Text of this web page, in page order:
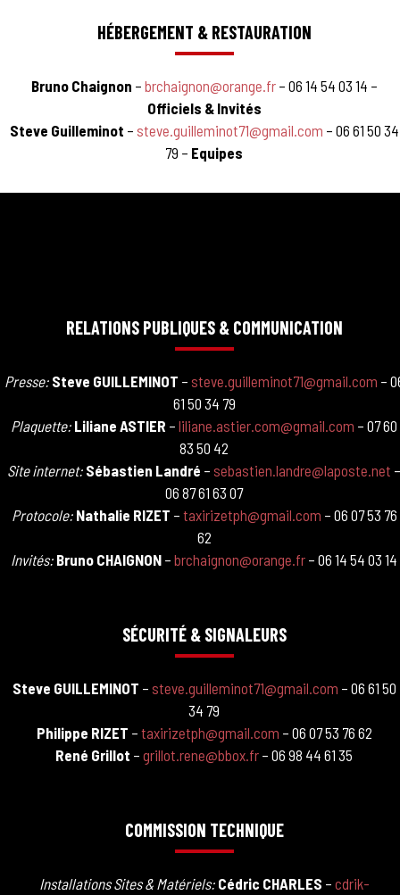
HÉBERGEMENT & RESTAURATION
Bruno Chaignon – brchaignon@orange.fr– 06 14 54 03 14 –
Officiels & Invités
Steve Guilleminot – steve.guilleminot71@gmail.com – 06 61 50 34
79 – Equipes
RELATIONS PUBLIQUES & COMMUNICATION
Presse: Steve GUILLEMINOT – steve.guilleminot71@gmail.com –
61 50 34 79
Plaquette: Liliane ASTIER – liliane.astier.com@gmail.com – 07 60
83 50 42
Site internet: Sébastien Landré –sebastien.landre@laposte.net
06 87 61 63 07
Protocole: Nathalie RIZET – taxirizetph@gmail.com – 06 07 53 76
62
Invités: Bruno CHAIGNON – brchaignon@orange.fr – 06 14 54 03 14
SÉCURITÉ & SIGNALEURS
Steve GUILLEMINOT – steve.guilleminot71@gmail.com – 06 61 50
34 79
Philippe RIZET – taxirizetph@gmail.com – 06 07 53 76 62
René Grillot – grillot.rene@bbox.fr – 06 98 44 61 35
COMMISSION TECHNIQUE
Installations Sites & Matériels: Cédric CHARLES – cdrik-